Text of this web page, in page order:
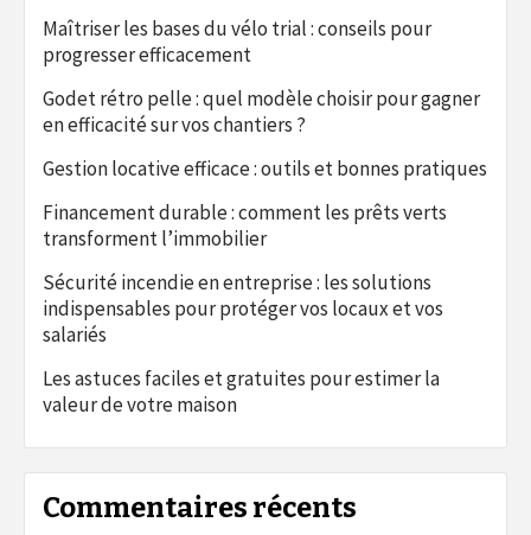
Maîtriser les bases du vélo trial : conseils pour
progresser efficacement
Godet rétro pelle : quel modèle choisir pour gagner
en efficacité sur vos chantiers ?
Gestion locative efficace : outils et bonnes pratiques
Financement durable : comment les prêts verts
transforment l’immobilier
Sécurité incendie en entreprise : les solutions
indispensables pour protéger vos locaux et vos
salariés
Les astuces faciles et gratuites pour estimer la
valeur de votre maison
Commentaires récents